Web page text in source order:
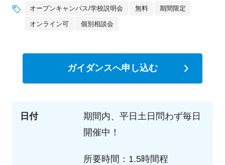
オープンキャンパス/学校説明会 無料 期間限定
オンライン可 個別相談会
ガイダンスへ申し込む
日付
期間内、平日土日問わず毎日
開催中！
所要時間：1.5時間程